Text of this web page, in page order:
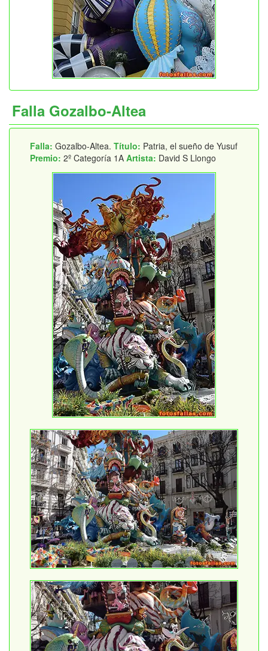
Falla Gozalbo-Altea
Falla: Gozalbo-Altea. Título: Patria, el sueño de Yusuf
Premio: 2º Categoría 1A Artista: David S Llongo